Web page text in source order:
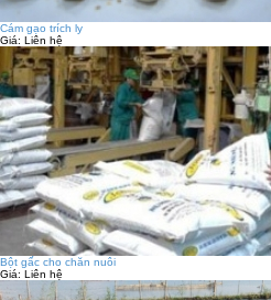
Cám gạo trích ly
Giá: Liên hệ
Bột gấc cho chăn nuôi
Giá: Liên hệ